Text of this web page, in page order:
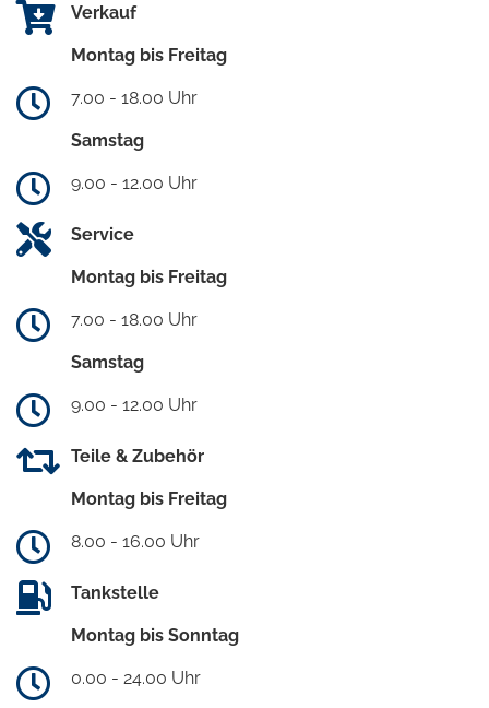
Verkauf
Montag bis Freitag
7.00 - 18.00 Uhr
Samstag
9.00 - 12.00 Uhr
Service
Montag bis Freitag
7.00 - 18.00 Uhr
Samstag
9.00 - 12.00 Uhr
Teile & Zubehör
Montag bis Freitag
8.00 - 16.00 Uhr
Tankstelle
Montag bis Sonntag
0.00 - 24.00 Uhr